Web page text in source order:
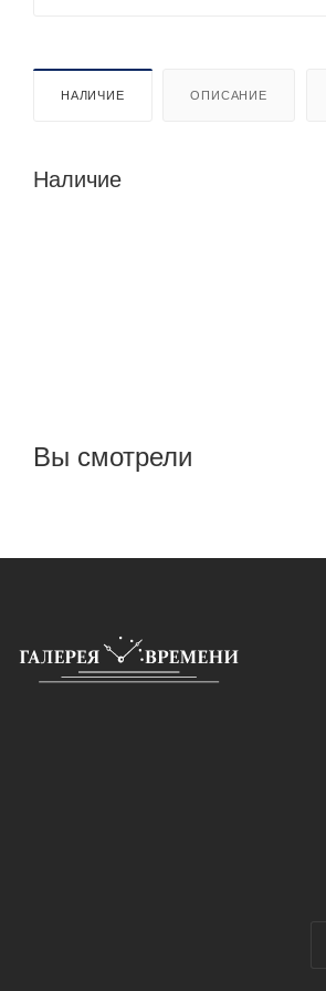
НАЛИЧИЕ ОПИСАНИЕ
Наличие
Вы смотрели